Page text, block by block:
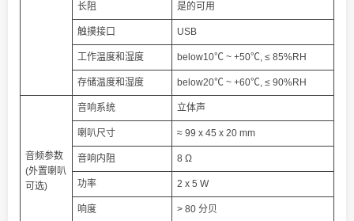
长阻 是的可用
触摸接口 USB
工作温度和湿度 below10℃ ~ +50℃, ≤ 85%RH
存储温度和湿度 below20℃ ~ +60℃, ≤ 90%RH
音频参数
(外置喇叭
可选)
音响系统 立体声
喇叭尺寸 ≈ 99 x 45 x 20 mm
音响内阻 8 Ω
功率 2 x 5 W
响度 > 80 分贝